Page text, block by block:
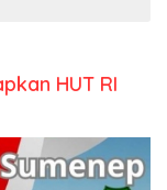
HUT RI